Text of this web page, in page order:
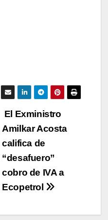
El Exministro
Amilkar Acosta
califica de
“desafuero”
cobro de IVA a
Ecopetrol